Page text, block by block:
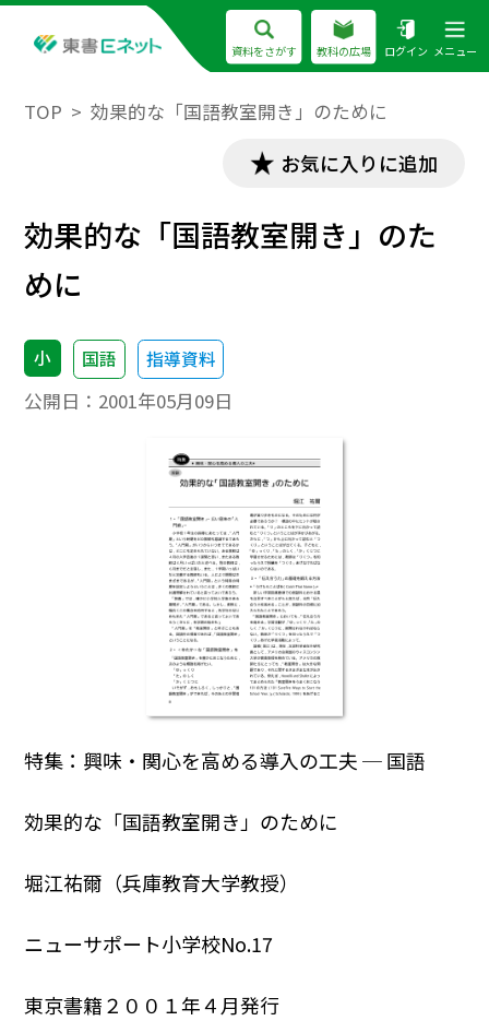
資料をさがす 教科の広場 ログイン メニュー
TOP 効果的な「国語教室開き」のために
お気に入りに追加
効果的な「国語教室開き」のた
めに
小 国語 指導資料
公開日： 2001年05月09日
特集：興味・関心を高める導入の工夫 ─ 国語
効果的な「国語教室開き」のために
堀江祐爾（兵庫教育大学教授）
ニューサポート小学校No.17
東京書籍２００１年４月発行